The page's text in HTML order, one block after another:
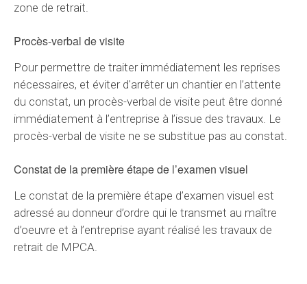
zone de retrait.
Procès-verbal de visite
Pour permettre de traiter immédiatement les reprises
nécessaires, et éviter d'arrêter un chantier en l’attente
du constat, un procès-verbal de visite peut être donné
immédiatement à l’entreprise à l’issue des travaux. Le
procès-verbal de visite ne se substitue pas au constat.
Constat de la première étape de l’examen visuel
Le constat de la première étape d’examen visuel est
adressé au donneur d’ordre qui le transmet au maître
d’oeuvre et à l’entreprise ayant réalisé les travaux de
retrait de MPCA.